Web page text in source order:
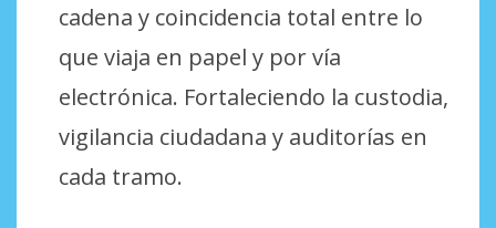
cadena y coincidencia total entre lo
que viaja en papel y por vía
electrónica. Fortaleciendo la custodia,
vigilancia ciudadana y auditorías en
cada tramo.